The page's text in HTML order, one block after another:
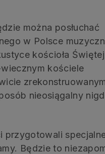
można posłuchać
w Polsce
kościoła Świętej
kościele
nieosiągalny
przygotowali
Będzie to